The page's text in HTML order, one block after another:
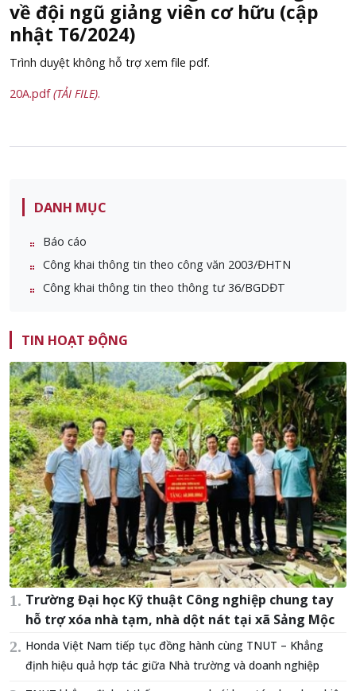
về đội ngũ giảng viên cơ hữu (cập
nhật T6/2024)
Trình duyệt không hỗ trợ xem file pdf.
20A.pdf(TẢI FILE).
DANH MỤC
Báo cáo
Công khai thông tin theo công văn 2003/ĐHTN
Công khai thông tin theo thông tư 36/BGDĐT
TIN HOẠT ĐỘNG
Trường Đại học Kỹ thuật Công nghiệp chung tay
hỗ trợ xóa nhà tạm, nhà dột nát tại xã Sảng Mộc
Honda Việt Nam tiếp tục đồng hành cùng TNUT – Khẳng
định hiệu quả hợp tác giữa Nhà trường và doanh nghiệp